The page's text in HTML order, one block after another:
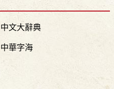
中文大辭典
中華字海